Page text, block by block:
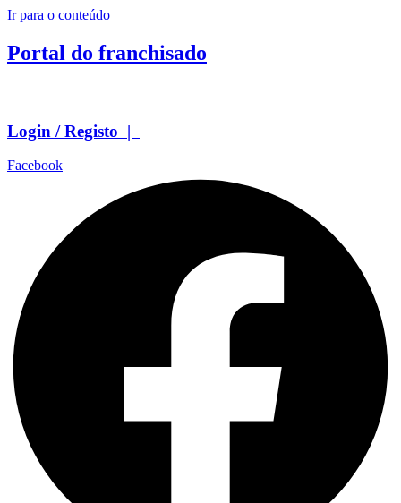
Ir para o conteúdo
Portal do franchisado
Login / Registo |
Facebook